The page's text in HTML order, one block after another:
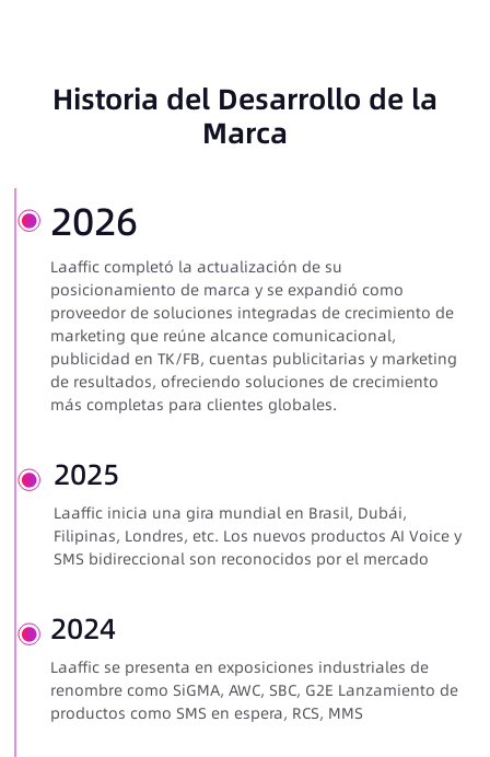
Historia del Desarrollo de la
Marca
2026
Laaffic completó la actualización de su
posicionamiento de marca y se expandió como
proveedor de soluciones integradas de crecimiento de
marketing que reúne alcance comunicacional,
publicidad en TK/FB, cuentas publicitarias y marketing
de resultados, ofreciendo soluciones de crecimiento
más completas para clientes globales.
2025
Laaffic inicia una gira mundial en Brasil, Dubái,
Filipinas, Londres, etc. Los nuevos productos AI Voice y
SMS bidireccional son reconocidos por el mercado
2024
Laaffic se presenta en exposiciones industriales de
renombre como SiGMA, AWC, SBC, G2E Lanzamiento de
productos como SMS en espera, RCS, MMS